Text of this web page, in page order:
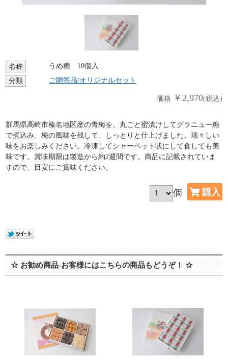
名称
うめ糖 10個入
分類
ご贈答品/オリジナルセット
価格 ￥2,970(税込)
群馬県高崎市榛名地区産の青梅を、丸ごと蜜漬けしてグラニュー糖
で煮込み、梅の風味を残して、しっとりと仕上げました。瑞々しい
味をお楽しみください。冷凍してシャーベット状にして食しても美
味です。賞味期限は製造から約2週間です。商品に記載されていま
すので、目安にご賞味ください。
個
☆ お勧め商品-お客様にはこちらの商品もどうぞ！ ☆